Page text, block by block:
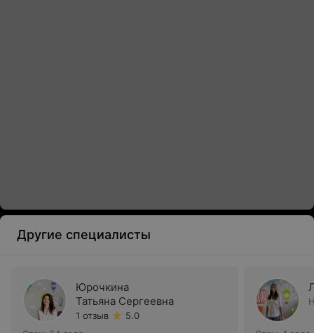
Другие специалисты
Юрочкина
Татьяна Сергеевна
1 отзыв
5.0